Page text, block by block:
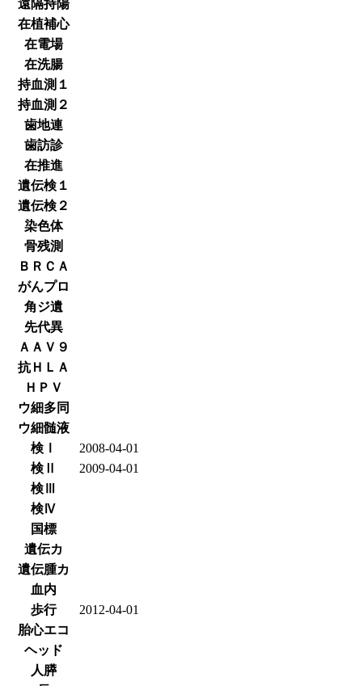
遠隔持陽
在植補心
在電場
在洗腸
持血測１
持血測２
歯地連
歯訪診
在推進
遺伝検１
遺伝検２
染色体
骨残測
ＢＲＣＡ
がんプロ
角ジ遺
先代異
ＡＡＶ９
抗ＨＬＡ
ＨＰＶ
ウ細多同
ウ細髄液
検Ⅰ
2008-04-01
検Ⅱ
2009-04-01
検Ⅲ
検Ⅳ
国標
遺伝カ
遺伝腫カ
血内
歩行
2012-04-01
胎心エコ
ヘッド
人膵